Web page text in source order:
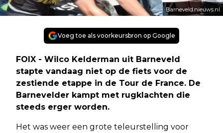
Barneveld.nieuws.nl
Voeg toe als voorkeursbron op Google
FOIX - Wilco Kelderman uit Barneveld
stapte vandaag niet op de fiets voor de
zestiende etappe in de Tour de France. De
Barnevelder kampt met rugklachten die
steeds erger worden.
Het was weer een grote teleurstelling voor